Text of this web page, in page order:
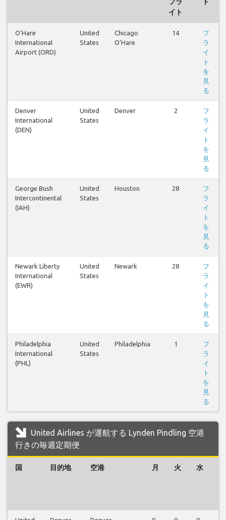
イト
O'Hare
International
Airport (ORD)
United
States
Chicago
O'Hare
14
フ
ラ
イ
ト
を
見
る
Denver
International
(DEN)
United
States
Denver 2
フ
ラ
イ
ト
を
見
る
George Bush
Intercontinental
(IAH)
United
States
Houston 28
フ
ラ
イ
ト
を
見
る
Newark Liberty
International
(EWR)
United
States
Newark 28
フ
ラ
イ
ト
を
見
る
Philadelphia
International
(PHL)
United
States
Philadelphia 1
フ
ラ
イ
ト
を
見
る
United Airlines が運航する Lynden Pindling 空港
行きの毎週定期便
国 目的地 空港 月 火 水